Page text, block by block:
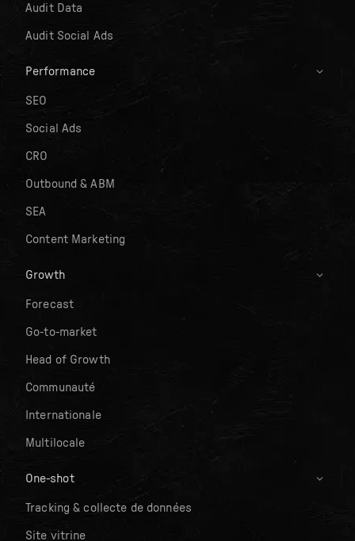
Audit Data
Audit Social Ads
Performance
SEO
Social Ads
CRO
Outbound & ABM
SEA
Content Marketing
Growth
Forecast
Go-to-market
Head of Growth
Communauté
Internationale
Multilocale
One-shot
Tracking & collecte de données
Site vitrine